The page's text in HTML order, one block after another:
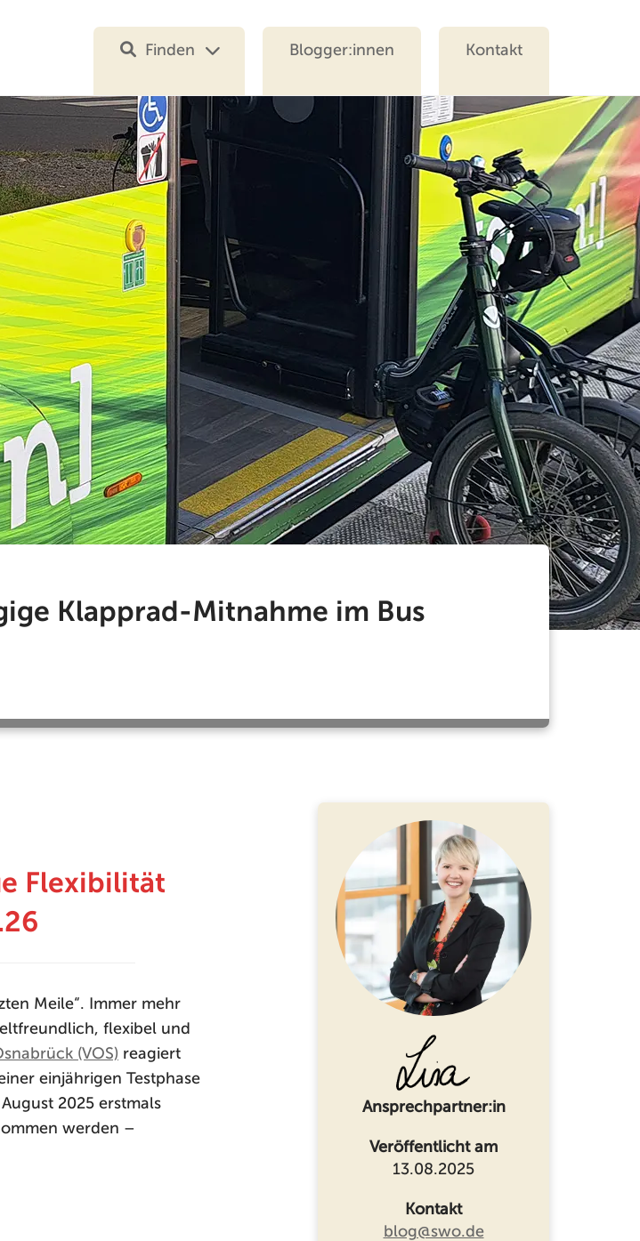
Finden Blogger:innen Kontakt
Klapprad-Mitnahme im Bus
Flexibilität
Meile“. Immer mehr
flexibel und
(VOS) reagiert
einjährigen Testphase
2025 erstmals
werden –
Ansprechpartner:in
Veröffentlicht am
13.08.2025
Kontakt
blog@swo.de